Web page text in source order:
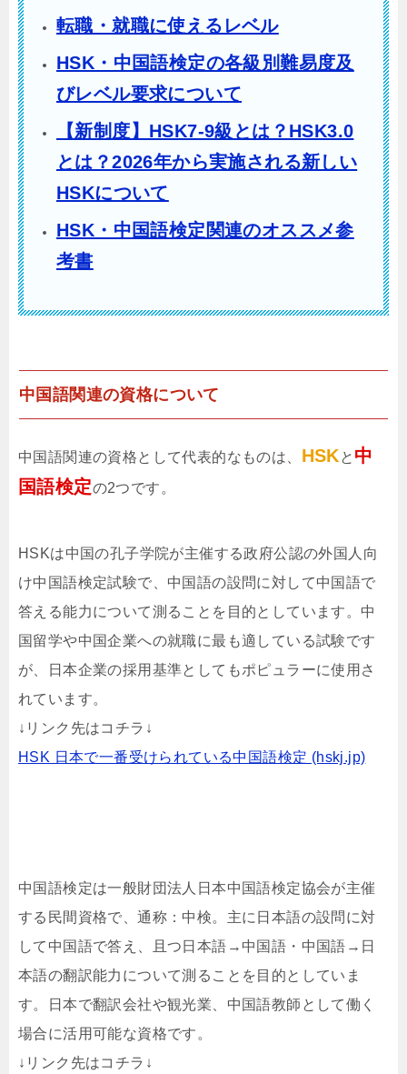
転職・就職に使えるレベル
HSK・中国語検定の各級別難易度及
びレベル要求について
【新制度】HSK7-9級とは？HSK3.0
とは？2026年から実施される新しい
HSKについて
HSK・中国語検定関連のオススメ参
考書
中国語関連の資格について
中国語関連の資格として代表的なものは、 HSKと 中
国語検定の2つです。
HSKは中国の孔子学院が主催する政府公認の外国人向
け中国語検定試験で、中国語の設問に対して中国語で
答える能力について測ることを目的としています。中
国留学や中国企業への就職に最も適している試験です
が、日本企業の採用基準としてもポピュラーに使用さ
れています。
↓リンク先はコチラ↓
HSK 日本で一番受けられている中国語検定 (hskj.jp)
中国語検定は一般財団法人日本中国語検定協会が主催
する民間資格で、通称：中検。主に日本語の設問に対
して中国語で答え、且つ日本語→中国語・中国語→日
本語の翻訳能力について測ることを目的としていま
す。日本で翻訳会社や観光業、中国語教師として働く
場合に活用可能な資格です。
↓リンク先はコチラ↓